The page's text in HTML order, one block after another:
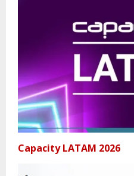
Capacity LATAM 2026